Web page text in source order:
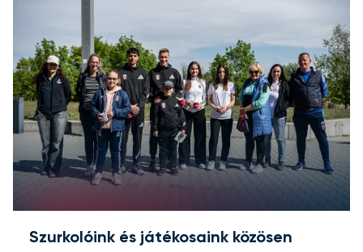
Szurkolóink és játékosaink közösen